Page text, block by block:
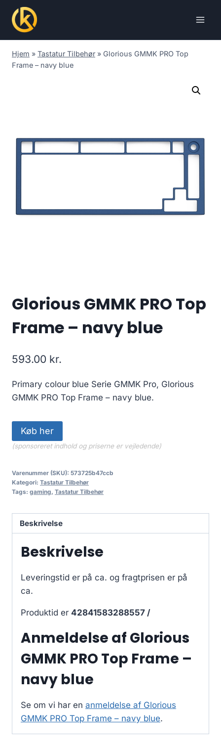
content
Hjem » Tastatur Tilbehør » Glorious GMMK PRO Top
Frame – navy blue
Glorious GMMK PRO Top
Frame – navy blue
593.00 kr.
Primary colour blue Serie GMMK Pro, Glorious
GMMK PRO Top Frame – navy blue.
Køb her
(sponsoreret indhold og priserne er vejledende)
Varenummer (SKU): 573725b47ccb
Kategori: Tastatur Tilbehør
Tags: gaming, Tastatur Tilbehør
Beskrivelse
Beskrivelse
Leveringstid er på ca. og fragtprisen er på
ca.
Produktid er 42841583288557 /
Anmeldelse af Glorious
GMMK PRO Top Frame –
navy blue
Se om vi har en anmeldelse af Glorious
GMMK PRO Top Frame – navy blue.